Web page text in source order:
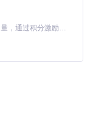
「源启盛夏」暑期校园开发者成长计划旨在激活校园开源力量，通过积分激励、认证扶持、资源倾斜等形式，引导高校组织和开发者完成「入驻 — 建项目 — 做贡献 — 获认证 — 得资源」的完整闭环。无论你是想带领社团入驻平台的组织者，还是希望用代码贡献证明自己的开发者，都能在这里找到属于你的成长路径。